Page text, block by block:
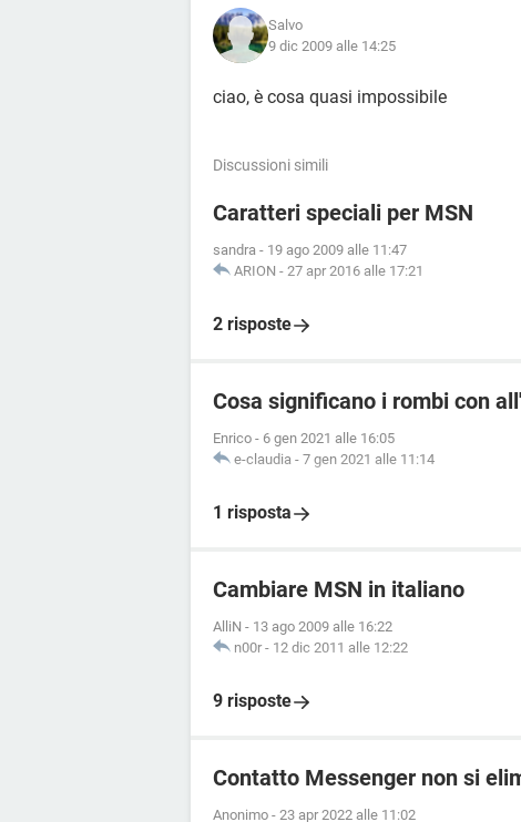
Salvo
9 dic 2009 alle 14:25
ciao, è cosa quasi impossibile
Discussioni simili
Caratteri speciali per MSN
sandra - 19 ago 2009 alle 11:47
ARION - 27 apr 2016 alle 17:21
2 risposte
Cosa significano i rombi con
Enrico - 6 gen 2021 alle 16:05
e-claudia - 7 gen 2021 alle 11:14
1 risposta
Cambiare MSN in italiano
AlliN - 13 ago 2009 alle 16:22
n00r - 12 dic 2011 alle 12:22
9 risposte
Contatto Messenger non si
Anonimo - 23 apr 2022 alle 11:02